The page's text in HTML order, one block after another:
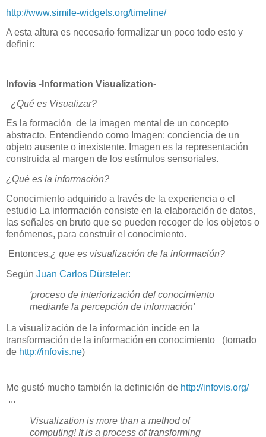
http://www.simile-widgets.org/timeline/
A esta altura es necesario formalizar un poco todo esto y
definir:
Infovis -Information Visualization-
¿Qué es Visualizar?
Es la formación de la imagen mental de un concepto
abstracto. Entendiendo como Imagen: conciencia de un
objeto ausente o inexistente. Imagen es la representación
construida al margen de los estímulos sensoriales.
¿Qué es la información?
Conocimiento adquirido a través de la experiencia o el
estudio La información consiste en la elaboración de datos,
las señales en bruto que se pueden recoger de los objetos o
fenómenos, para construir el conocimiento.
Entonces,¿ que es visualización de la información?
Según Juan Carlos Dürsteler:
'proceso de interiorización del conocimiento
mediante la percepción de información'
La visualización de la información incide en la
transformación de la información en conocimiento
(tomado
de http://infovis.ne)
Me gustó mucho también la definición de http://infovis.org/
...
Visualization is more than a method of
computing! It is a process of transforming